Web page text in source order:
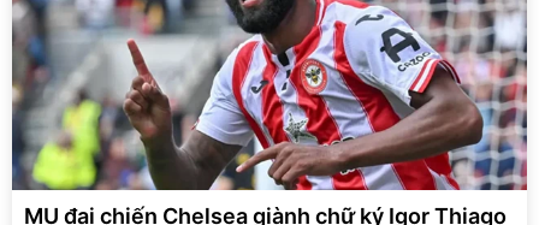
MU đại chiến Chelsea giành chữ ký Igor Thiago